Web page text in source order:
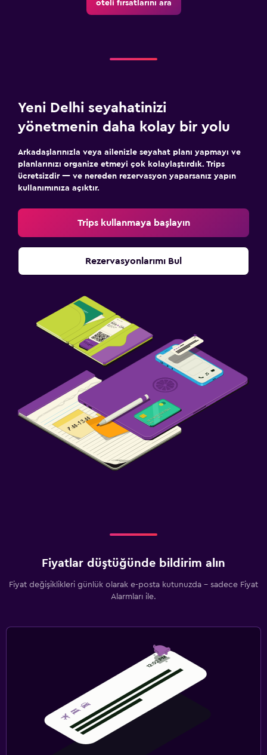
oteli fırsatlarını ara
Yeni Delhi seyahatinizi
yönetmenin daha kolay bir yolu
Arkadaşlarınızla veya ailenizle seyahat planı yapmayı ve
planlarınızı organize etmeyi çok kolaylaştırdık. Trips
ücretsizdir — ve nereden rezervasyon yaparsanız yapın
kullanımınıza açıktır.
Trips kullanmaya başlayın
Rezervasyonlarımı Bul
Fiyatlar düştüğünde bildirim alın
Fiyat değişiklikleri günlük olarak e-posta kutunuzda - sadece Fiyat
Alarmları ile.